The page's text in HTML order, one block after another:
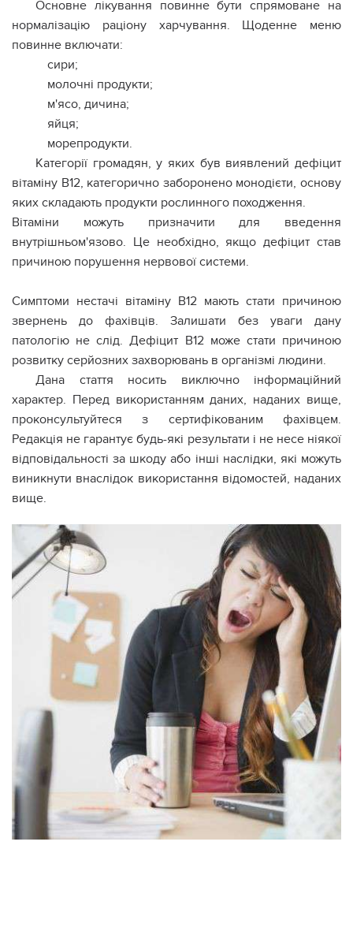
Основне лікування повинне бути спрямоване на
нормалізацію раціону харчування. Щоденне меню
повинне включати:
сири;
молочні продукти;
м'ясо, дичина;
яйця;
морепродукти.
Категорії громадян, у яких був виявлений дефіцит
вітаміну В12, категорично заборонено монодієти, основу
яких складають продукти рослинного походження.
Вітаміни можуть призначити для введення
внутрішньом'язово. Це необхідно, якщо дефіцит став
причиною порушення нервової системи.
Симптоми нестачі вітаміну В12 мають стати причиною
звернень до фахівців. Залишати без уваги дану
патологію не слід. Дефіцит В12 може стати причиною
розвитку серйозних захворювань в організмі людини.
Дана стаття носить виключно інформаційний
характер. Перед використанням даних, наданих вище,
проконсультуйтеся з сертифікованим фахівцем.
Редакція не гарантує будь-які результати і не несе ніякої
відповідальності за шкоду або інші наслідки, які можуть
виникнути внаслідок використання відомостей, наданих
вище.